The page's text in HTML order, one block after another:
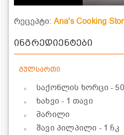
რეცეპტი: Ana's Cooking
ინგრედიენტები
გულსართი
საქონლის ხორცი -
ხახვი- 1 თავი
მარილი
შავი პილპილი - 1 ჩკ